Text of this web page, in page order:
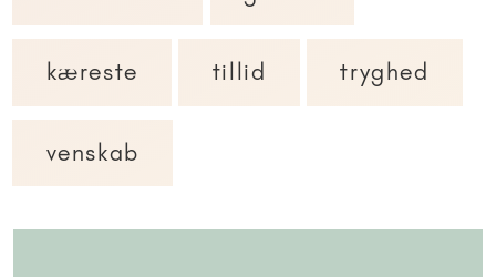
kæreste tillid tryghed
venskab